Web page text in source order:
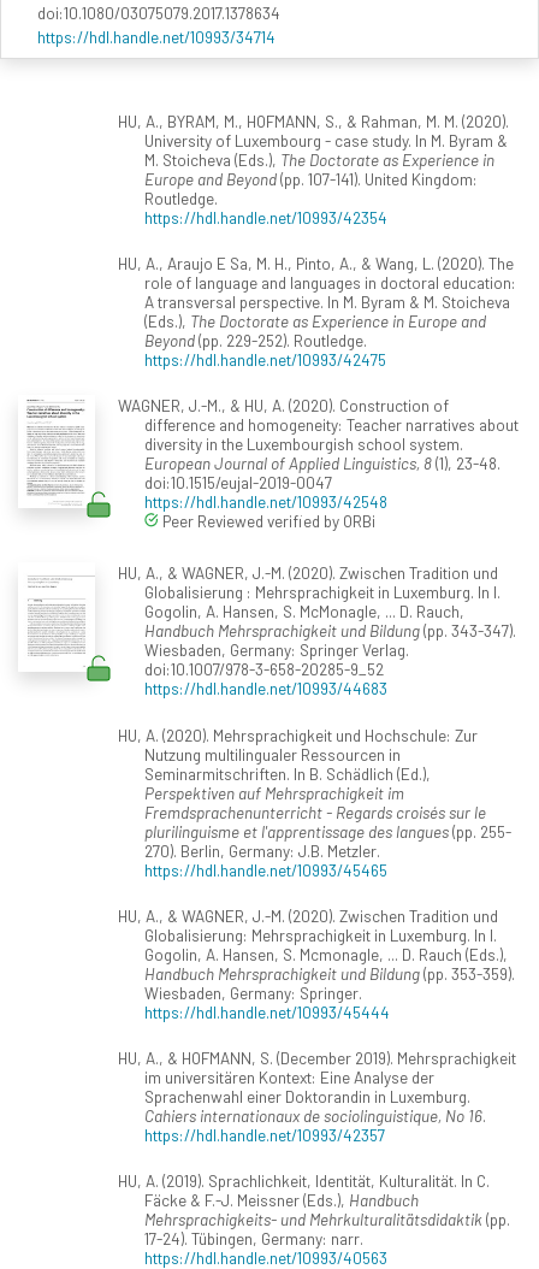
doi:10.1080/03075079.2017.1378634
https://hdl.handle.net/10993/34714
HU, A., BYRAM, M., HOFMANN, S., & Rahman, M. M. (2020).
University of Luxembourg - case study. In M. Byram &
M. Stoicheva (Eds.), The Doctorate as Experience in
Europe and Beyond(pp. 107-141). United Kingdom:
Routledge.
https://hdl.handle.net/10993/42354
HU, A., Araujo E Sa, M. H., Pinto, A., & Wang, L. (2020). The
role of language and languages in doctoral education:
A transversal perspective. In M. Byram & M. Stoicheva
(Eds.), The Doctorate as Experience in Europe and
Beyond(pp. 229-252). Routledge.
https://hdl.handle.net/10993/42475
WAGNER, J.-M., & HU, A. (2020). Construction of
difference and homogeneity: Teacher narratives about
diversity in the Luxembourgish school system.
European Journal of Applied Linguistics, 8(1), 23-48.
doi:10.1515/eujal-2019-0047
https://hdl.handle.net/10993/42548
Peer Reviewed verified by ORBi
HU, A., & WAGNER, J.-M. (2020). Zwischen Tradition und
Globalisierung : Mehrsprachigkeit in Luxemburg. In I.
Gogolin, A. Hansen, S. McMonagle, ... D. Rauch,
Handbuch Mehrsprachigkeit und Bildung(pp. 343-347).
Wiesbaden, Germany: Springer Verlag.
doi:10.1007/978-3-658-20285-9_52
https://hdl.handle.net/10993/44683
HU, A. (2020). Mehrsprachigkeit und Hochschule: Zur
Nutzung multilingualer Ressourcen in
Seminarmitschriften. In B. Schädlich (Ed.),
Perspektiven auf Mehrsprachigkeit im
Fremdsprachenunterricht - Regards croisés sur le
plurilinguisme et l'apprentissage des langues(pp. 255-
270). Berlin, Germany: J.B. Metzler.
https://hdl.handle.net/10993/45465
HU, A., & WAGNER, J.-M. (2020). Zwischen Tradition und
Globalisierung: Mehrsprachigkeit in Luxemburg. In I.
Gogolin, A. Hansen, S. Mcmonagle, ... D. Rauch (Eds.),
Handbuch Mehrsprachigkeit und Bildung(pp. 353-359).
Wiesbaden, Germany: Springer.
https://hdl.handle.net/10993/45444
HU, A., & HOFMANN, S. (December 2019). Mehrsprachigkeit
im universitären Kontext: Eine Analyse der
Sprachenwahl einer Doktorandin in Luxemburg.
Cahiers internationaux de sociolinguistique, No 16.
https://hdl.handle.net/10993/42357
HU, A. (2019). Sprachlichkeit, Identität, Kulturalität. In C.
Fäcke & F.-J. Meissner (Eds.), Handbuch
Mehrsprachigkeits- und Mehrkulturalitätsdidaktik(pp.
17-24). Tübingen, Germany: narr.
https://hdl.handle.net/10993/40563